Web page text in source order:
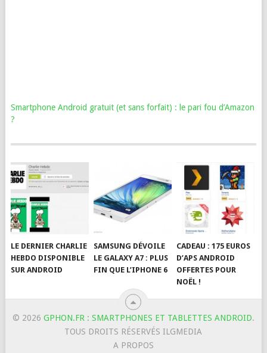
Smartphone Android gratuit (et sans forfait) : le pari fou d’Amazon
?
LE DERNIER CHARLIE
HEBDO DISPONIBLE
SUR ANDROID
SAMSUNG DÉVOILE
LE GALAXY A7 : PLUS
FIN QUE L’IPHONE 6
CADEAU : 175 EUROS
D’APS ANDROID
OFFERTES POUR
NOËL !
© 2026 GPHON.FR : SMARTPHONES ET TABLETTES ANDROID.
TOUS DROITS RÉSERVÉS ILGMEDIA
A PROPOS